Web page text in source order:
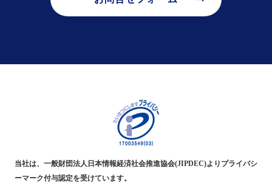
当社は、一般財団法人日本情報経済社会推進協会(JIPDEC)よりプライバシ
ーマーク付与認定を受けています。